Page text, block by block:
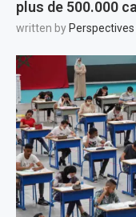
plus de 500.000
written by Perspectives